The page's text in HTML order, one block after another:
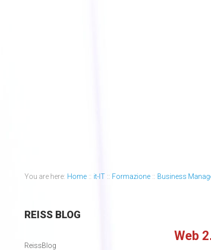
You are here: Home :: it-IT :: Formazione :: Business
Web
REISSBLOG
ReissBlog